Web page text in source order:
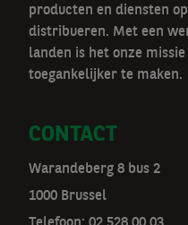
producten en diensten
distribueren. Met een
landen is het onze
toegankelijker te maken.
CONTACT
Warandeberg 8 bus 2
1000 Brussel